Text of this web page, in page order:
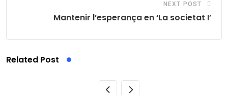
NEXT POST
Mantenir l’esperança en ‘La societat I’
Related Post